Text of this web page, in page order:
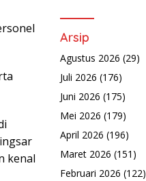
kenal
Arsip
Agustus 2026 (29)
Juli 2026 (176)
Juni 2026 (175)
Mei 2026 (179)
April 2026 (196)
Maret 2026 (151)
Februari 2026 (122)